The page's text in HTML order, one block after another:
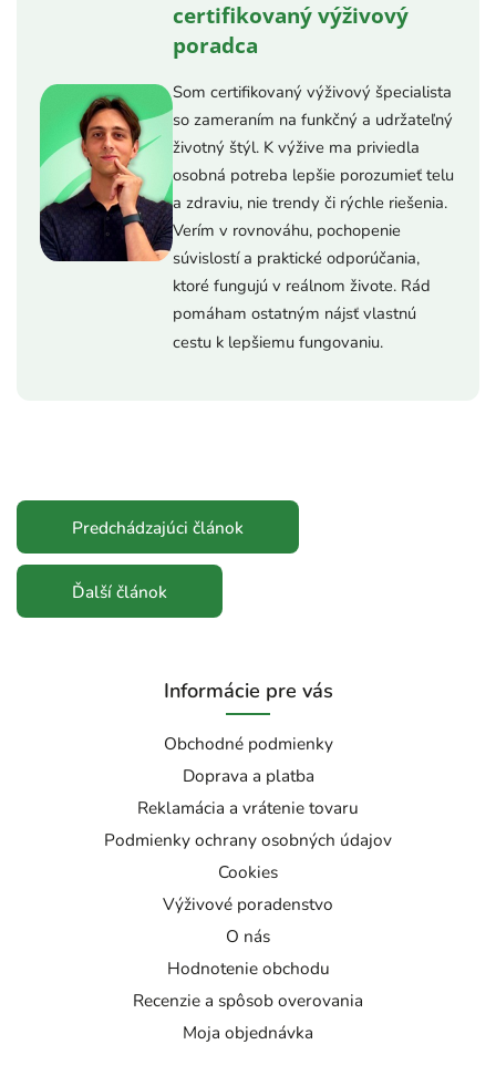
certifikovaný výživový
poradca
Som certifikovaný výživový špecialista
so zameraním na funkčný a udržateľný
životný štýl. K výžive ma priviedla
osobná potreba lepšie porozumieť telu
a zdraviu, nie trendy či rýchle riešenia.
Verím v rovnováhu, pochopenie
súvislostí a praktické odporúčania,
ktoré fungujú v reálnom živote. Rád
pomáham ostatným nájsť vlastnú
cestu k lepšiemu fungovaniu.
Predchádzajúci článok
Ďalší článok
Informácie pre vás
Obchodné podmienky
Doprava a platba
Reklamácia a vrátenie tovaru
Podmienky ochrany osobných údajov
Cookies
Výživové poradenstvo
O nás
Hodnotenie obchodu
Recenzie a spôsob overovania
Moja objednávka